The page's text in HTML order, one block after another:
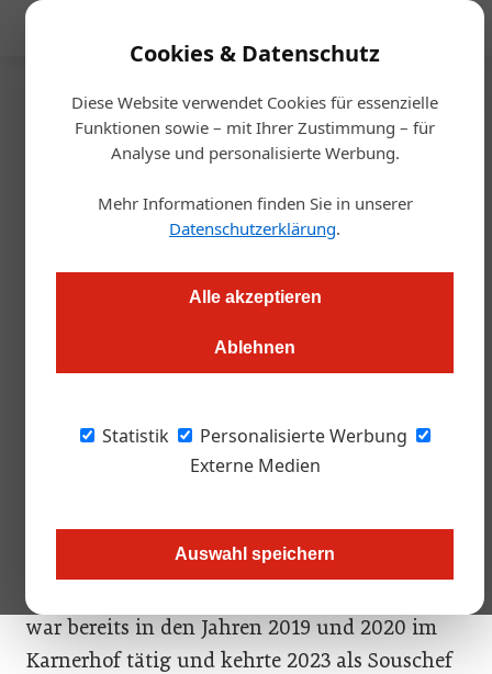
Cookies & Datenschutz
Diese Website verwendet Cookies für essenzielle
Funktionen sowie – mit Ihrer Zustimmung – für
Analyse und personalisierte Werbung.
Mehr Informationen finden Sie in unserer
Datenschutzerklärung.
Alle akzeptieren
Ablehnen
Statistik
Personalisierte Werbung
Externe Medien
Auswahl speichern
Startseite/Gastro & Hotel
Neuer Küchenchef im Hotel
Karnerhof
17.06.2024, 12:25 Uhr
Nicolas Artl (29) ist seit 2023 Souschef und übernimmt nun
Nicolas Artl, der neue Küchenchef im Hotel
moderne Kärntner Küche, die von
slowenischen und italienischen Einflüssen
war bereits in den Jahren 2019 und 2020 im
Karnerhof tätig und kehrte 2023 als Souschef